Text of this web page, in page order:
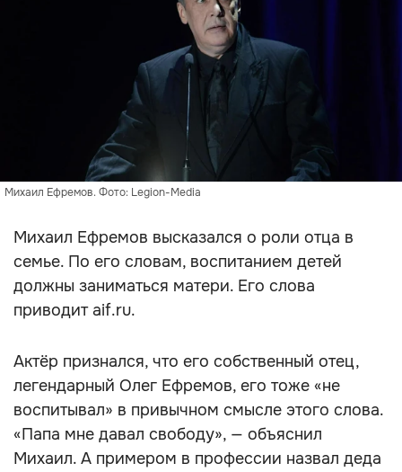
Михаил Ефремов. Фото: Legion-Media
Михаил Ефремов высказался о роли отца в
семье. По его словам, воспитанием детей
должны заниматься матери. Его слова
приводит aif.ru.
Актёр признался, что его собственный отец,
легендарный Олег Ефремов, его тоже «не
воспитывал» в привычном смысле этого слова.
«Папа мне давал свободу», — объяснил
Михаил. А примером в профессии назвал деда